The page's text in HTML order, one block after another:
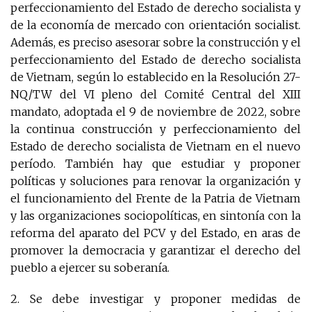
perfeccionamiento del Estado de derecho socialista y
de la economía de mercado con orientación socialist.
Además, es preciso asesorar sobre la construcción y el
perfeccionamiento del Estado de derecho socialista
de Vietnam, según lo establecido en la Resolución 27-
NQ/TW del VI pleno del Comité Central del XIII
mandato, adoptada el 9 de noviembre de 2022, sobre
la continua construcción y perfeccionamiento del
Estado de derecho socialista de Vietnam en el nuevo
período. También hay que estudiar y proponer
políticas y soluciones para renovar la organización y
el funcionamiento del Frente de la Patria de Vietnam
y las organizaciones sociopolíticas, en sintonía con la
reforma del aparato del PCV y del Estado, en aras de
promover la democracia y garantizar el derecho del
pueblo a ejercer su soberanía.
2. Se debe investigar y proponer medidas de